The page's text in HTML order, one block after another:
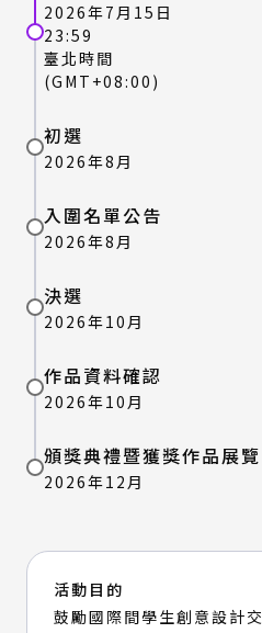
2026年7月15日
23:59
臺北時間
(GMT+08:00)
初選
2026年8月
入圍名單公告
2026年8月
決選
2026年10月
作品資料確認
2026年10月
頒獎典禮暨獲獎作品展覽
2026年12月
活動目的
鼓勵國際間學生創意設計